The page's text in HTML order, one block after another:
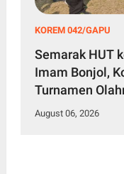
KOREM 042/GAPU
Semarak HUT
Imam Bonjol,
Turnamen
August 06, 2026